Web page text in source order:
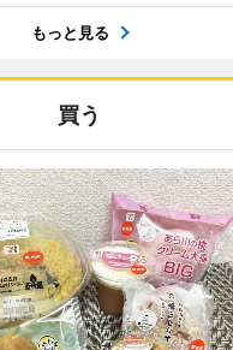
もっと見る
買う